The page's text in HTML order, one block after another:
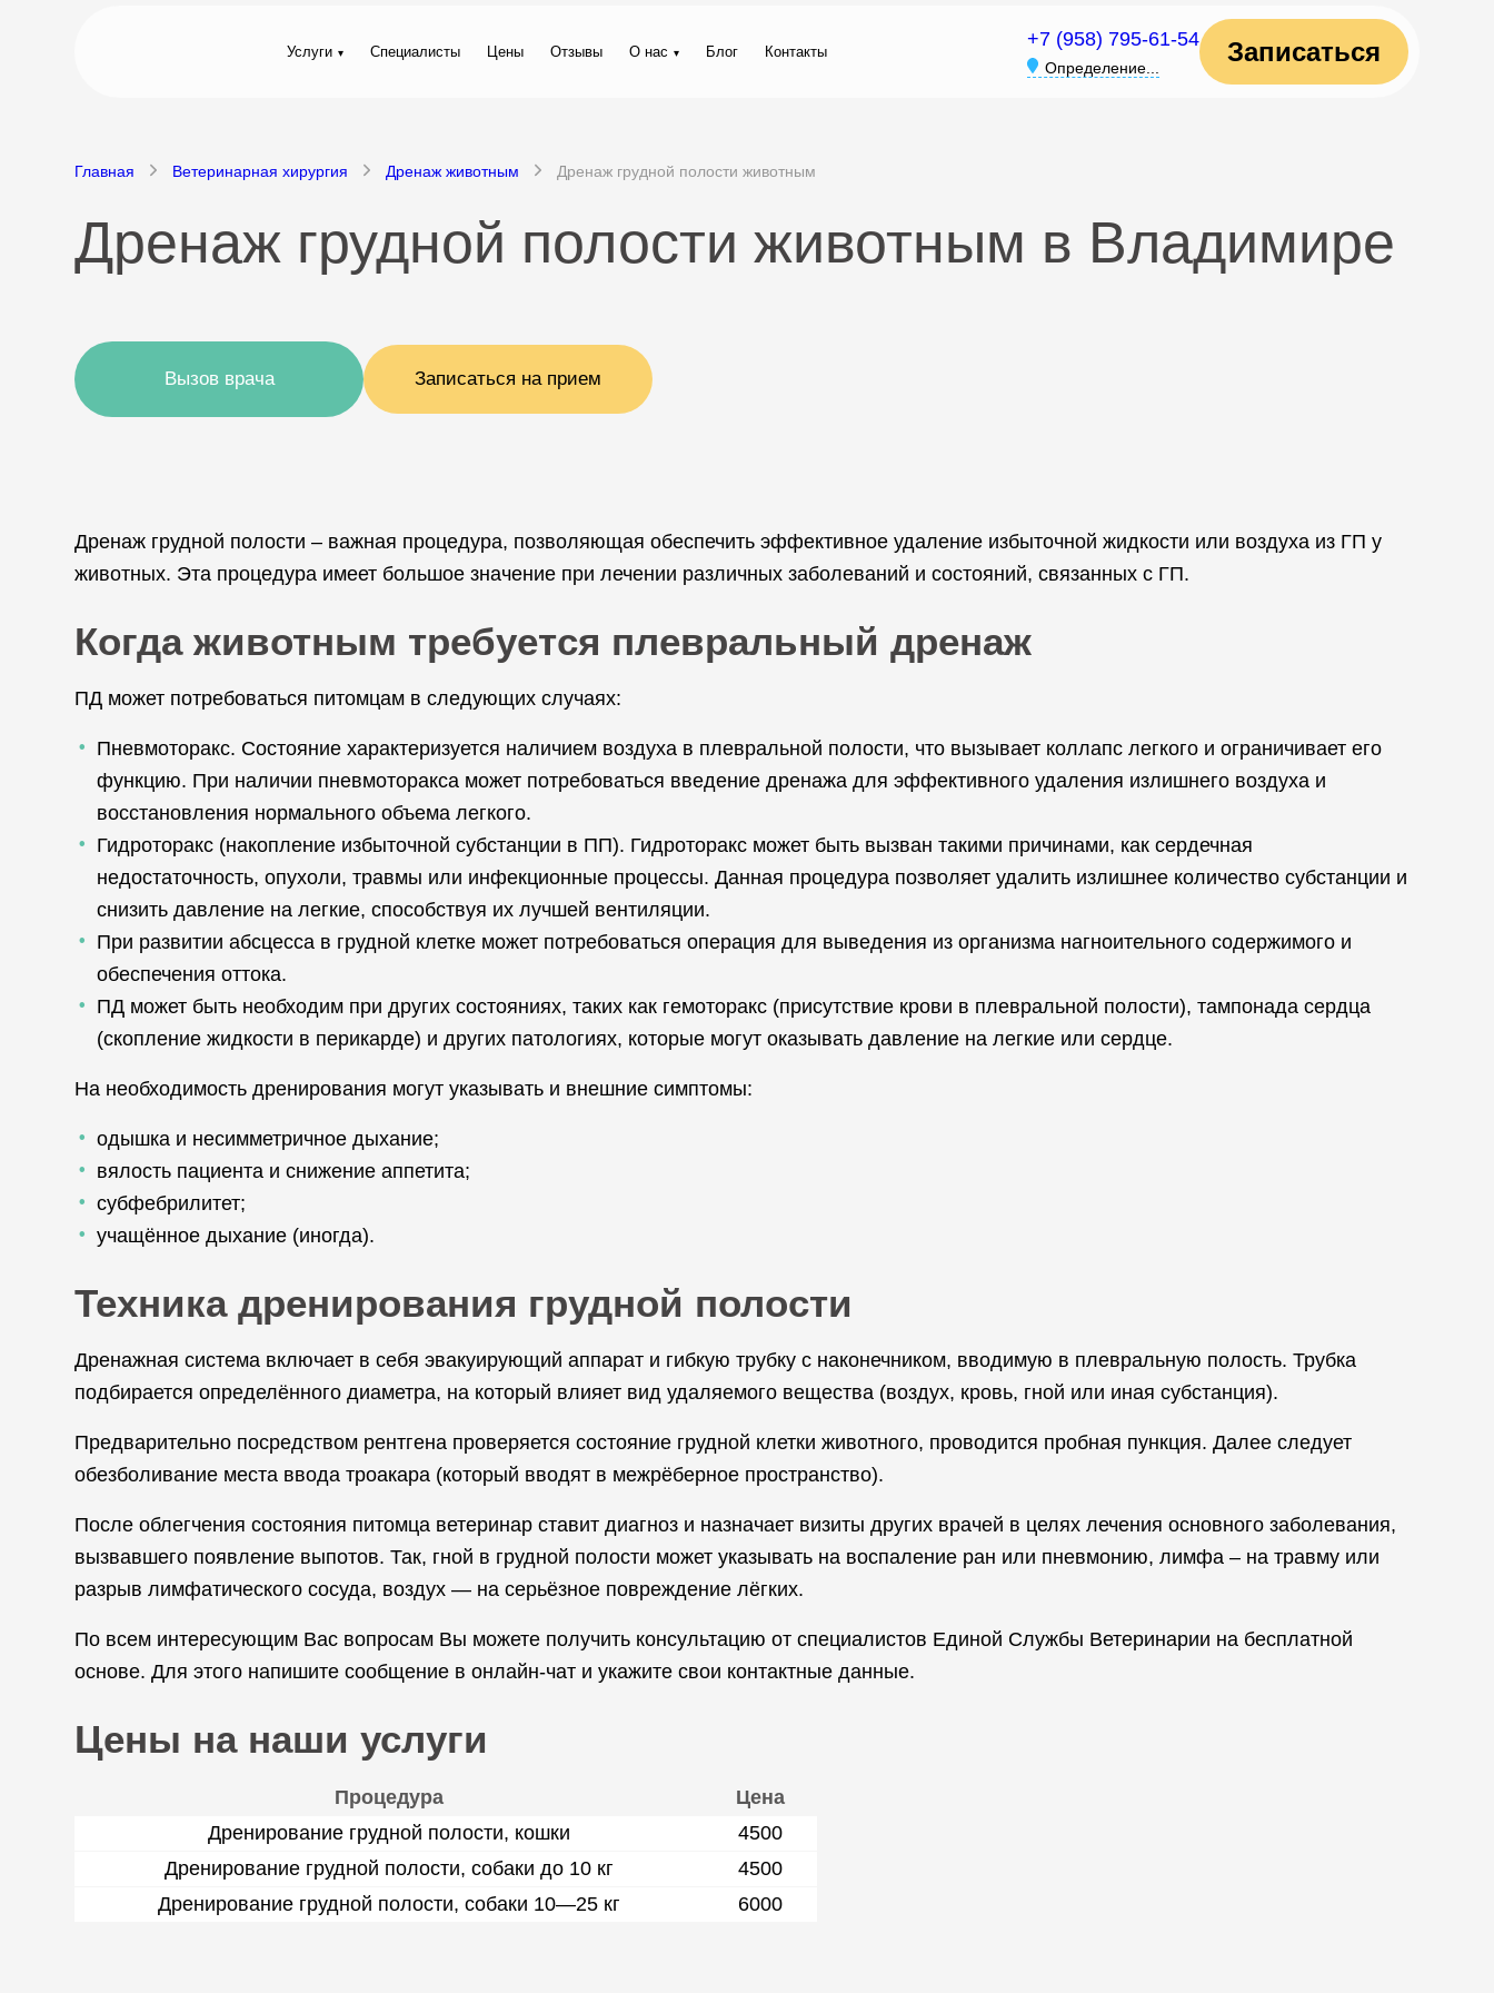
Услуги Специалисты Цены Отзывы О нас Блог Контакты
+7 (958) 795-61-54
Определение...
Записаться
Главная Ветеринарная хирургия Дренаж животным Дренаж грудной полости животным
Дренаж грудной полости животным в Владимире
Вызов врача Записаться на прием
Дренаж грудной полости – важная процедура, позволяющая обеспечить эффективное удаление избыточной жидкости или воздуха из ГП у
животных. Эта процедура имеет большое значение при лечении различных заболеваний и состояний, связанных с ГП.
Когда животным требуется плевральный дренаж
ПД может потребоваться питомцам в следующих случаях:
Пневмоторакс. Состояние характеризуется наличием воздуха в плевральной полости, что вызывает коллапс легкого и ограничивает его
функцию. При наличии пневмоторакса может потребоваться введение дренажа для эффективного удаления излишнего воздуха и
восстановления нормального объема легкого.
Гидроторакс (накопление избыточной субстанции в ПП). Гидроторакс может быть вызван такими причинами, как сердечная
недостаточность, опухоли, травмы или инфекционные процессы. Данная процедура позволяет удалить излишнее количество субстанции и
снизить давление на легкие, способствуя их лучшей вентиляции.
При развитии абсцесса в грудной клетке может потребоваться операция для выведения из организма нагноительного содержимого и
обеспечения оттока.
ПД может быть необходим при других состояниях, таких как гемоторакс (присутствие крови в плевральной полости), тампонада сердца
(скопление жидкости в перикарде) и других патологиях, которые могут оказывать давление на легкие или сердце.
На необходимость дренирования могут указывать и внешние симптомы:
одышка и несимметричное дыхание;
вялость пациента и снижение аппетита;
субфебрилитет;
учащённое дыхание (иногда).
Техника дренирования грудной полости
Дренажная система включает в себя эвакуирующий аппарат и гибкую трубку с наконечником, вводимую в плевральную полость. Трубка
подбирается определённого диаметра, на который влияет вид удаляемого вещества (воздух, кровь, гной или иная субстанция).
Предварительно посредством рентгена проверяется состояние грудной клетки животного, проводится пробная пункция. Далее следует
обезболивание места ввода троакара (который вводят в межрёберное пространство).
После облегчения состояния питомца ветеринар ставит диагноз и назначает визиты других врачей в целях лечения основного заболевания,
вызвавшего появление выпотов. Так, гной в грудной полости может указывать на воспаление ран или пневмонию, лимфа – на травму или
разрыв лимфатического сосуда, воздух — на серьёзное повреждение лёгких.
По всем интересующим Вас вопросам Вы можете получить консультацию от специалистов Единой Службы Ветеринарии на бесплатной
основе. Для этого напишите сообщение в онлайн-чат и укажите свои контактные данные.
Цены на наши услуги
Процедура
Цена
Дренирование грудной полости, кошки
4500
Дренирование грудной полости, собаки до 10 кг
4500
Дренирование грудной полости, собаки 10—25 кг
6000